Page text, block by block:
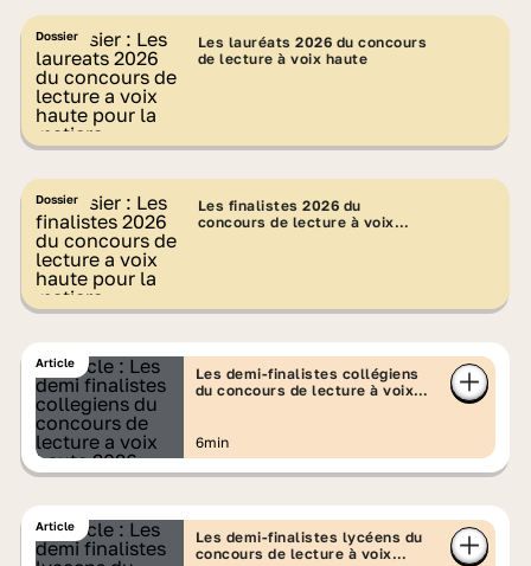
haute
Pour la septième année consécutive,
France Télévisions reconduit son concours
de lecture à voix haute organisé par
François Busnel etLa Grande Librairie, en
partenariat avec Lumni et le Ministère de
l'Education nationale, de l'Enseignement
supérieur et de la Recherche. Toutes les
classes decollège
à participer !
Lors de la précédente
édition,100 000 élèves de la 6eà la
terminale s'étaient inscrits, et près de
vidéosd'ambassadeurs de chaque classe
avaient été envoyées. Records à battre
cette année !
Dossier
Les lauréats 2026 du concours
de lecture à voix haute
Dossier
Les finalistes 2026 du
concours de lecture à voix
Article
Les demi-finalistes collégiens
du concours de lecture à voix
6min
Article
Les demi-finalistes lycéens du
concours de lecture à voix